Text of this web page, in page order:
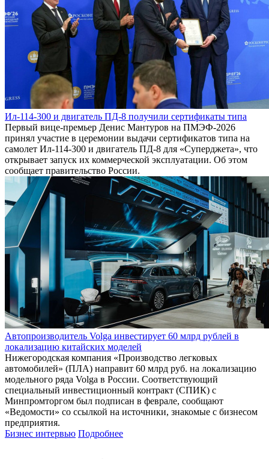
Ил-114-300 и двигатель ПД-8 получили сертификаты типа
Первый вице-премьер Денис Мантуров на ПМЭФ-2026
принял участие в церемонии выдачи сертификатов типа на
самолет Ил-114-300 и двигатель ПД-8 для «Суперджета», что
открывает запуск их коммерческой эксплуатации. Об этом
сообщает правительство России.
Автопроизводитель Volga инвестирует 60 млрд рублей в
локализацию китайских моделей
Нижегородская компания «Производство легковых
автомобилей» (ПЛА) направит 60 млрд руб. на локализацию
модельного ряда Volga в России. Соответствующий
специальный инвестиционный контракт (СПИК) с
Минпромторгом был подписан в феврале, сообщают
«Ведомости» со ссылкой на источники, знакомые с бизнесом
предприятия.
Бизнес интервью Подробнее